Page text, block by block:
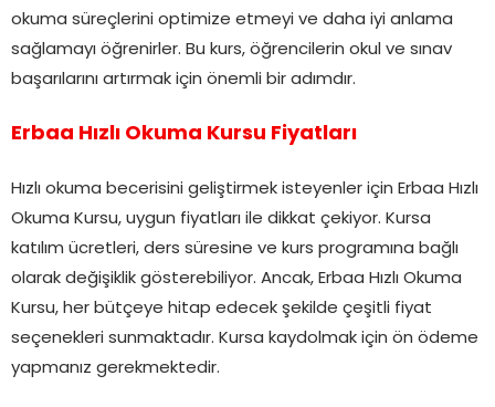
okuma süreçlerini optimize etmeyi ve daha iyi anlama
sağlamayı öğrenirler. Bu kurs, öğrencilerin okul ve sınav
başarılarını artırmak için önemli bir adımdır.
Erbaa Hızlı Okuma Kursu Fiyatları
Hızlı okuma becerisini geliştirmek isteyenler için Erbaa Hızlı
Okuma Kursu, uygun fiyatları ile dikkat çekiyor. Kursa
katılım ücretleri, ders süresine ve kurs programına bağlı
olarak değişiklik gösterebiliyor. Ancak, Erbaa Hızlı Okuma
Kursu, her bütçeye hitap edecek şekilde çeşitli fiyat
seçenekleri sunmaktadır. Kursa kaydolmak için ön ödeme
yapmanız gerekmektedir.